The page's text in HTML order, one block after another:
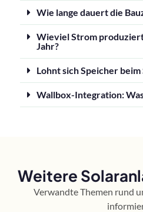
Wie lange dauert die
Wieviel Strom
Jahr?
Lohnt sich Speicher
Wallbox-Integration:
Weitere
Verwandte Themen rund